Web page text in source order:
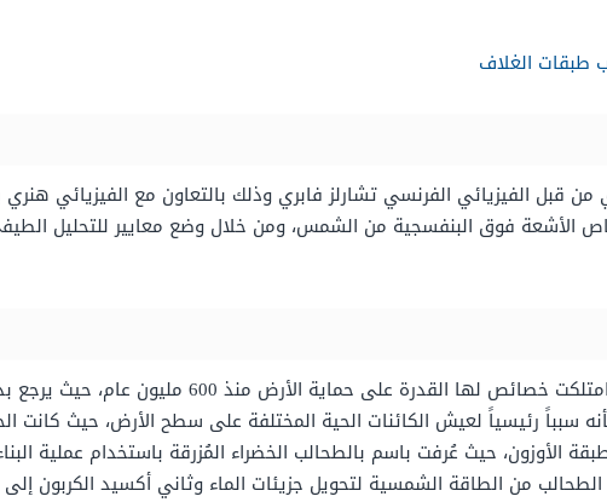
طبقات الغلاف
الأشعة فوق البنفسجية من الشمس، ومن خلال وضع معايير للتحليل
يتم الاعتقاد بأن طبقة الأوزون تكوّنت وتشكّلت وامتلكت
سبباً رئيسياً لعيش الكائنات الحية المختلفة على سطح الأرض، حيث
الأوزون، حيث عُرفت باسم بالطحالب الخضراء المُزرقة باستخدام عملية
من الطاقة الشمسية لتحويل جزيئات الماء وثاني أكسيد الكربون